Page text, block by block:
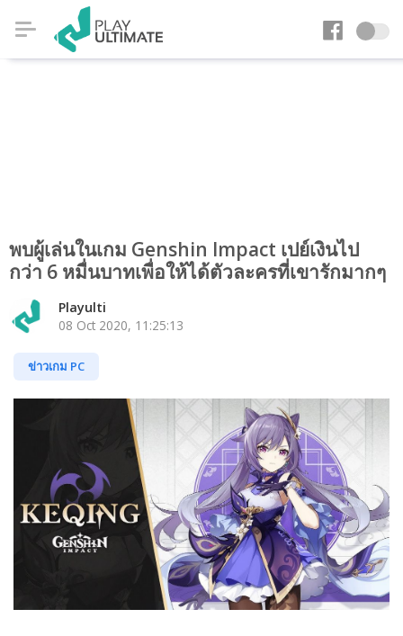
พบผู้เล่นในเกม Genshin Impact เปย์เงินไป
กว่า 6 หมื่นบาทเพื่อให้ได้ตัวละครที่เขารักมากๆ
Playulti
08 Oct 2020, 11:25:13
ข่าวเกม PC